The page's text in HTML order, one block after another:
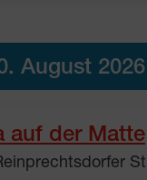
August 2026
auf der Matte